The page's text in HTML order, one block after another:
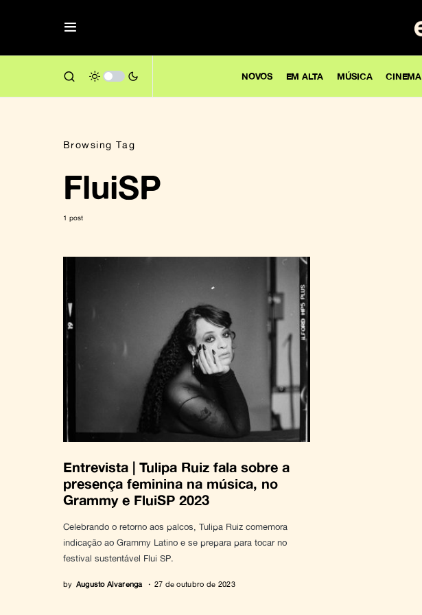
NOVOS EM ALTA MÚSICA CINEMA
Browsing Tag
FluiSP
1 post
Entrevista | Tulipa Ruiz fala sobre a
presença feminina na música, no
Grammy e FluiSP 2023
Celebrando o retorno aos palcos, Tulipa Ruiz comemora
indicação ao Grammy Latino e se prepara para tocar no
festival sustentável Flui SP.
by Augusto Alvarenga 27 de outubro de 2023